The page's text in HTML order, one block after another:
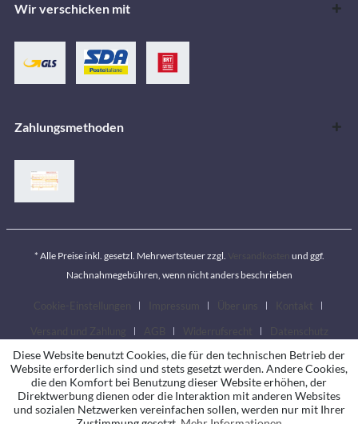
Wir verschicken mit
Zahlungsmethoden
* Alle Preise inkl. gesetzl. Mehrwertsteuer zzgl.
und ggf.
Nachnahmegebühren, wenn nicht anders beschrieben
Diese Website benutzt Cookies, die für den technischen Betrieb der
Website erforderlich sind und stets gesetzt werden. Andere Cookies,
die den Komfort bei Benutzung dieser Website erhöhen, der
Direktwerbung dienen oder die Interaktion mit anderen Websites
und sozialen Netzwerken vereinfachen sollen, werden nur mit Ihrer